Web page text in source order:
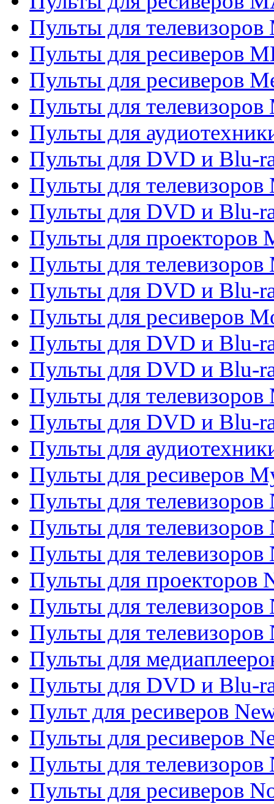
Пульты для телевизоров
Пульты для ресиверов
Пульты для ресиверов
Пульты для телевизоров
Пульты для
Пульты для DVD и Blu-
Пульты для
Пульты для DVD и Blu-
Пульты для проекторов
Пульты для
Пульты для DVD и Blu-
Пульты для ресиверов
Пульты для DVD и Blu-
Пульты для DVD и Blu-
Пульты для телевизоров
Пульты для DVD и Blu-
Пульты для
Пульты для ресиверов
Пульты для телевизоров
Пульты для телевизоров
Пульты для телевизоров
Пульты для проекторов
Пульты для телевизоров
Пульты для телевизоров
Пульты для
Пульты для DVD и Blu-
Пульт для ресиверов
Пульты для ресиверов
Пульты для телевизоров
Пульты для ресиверов